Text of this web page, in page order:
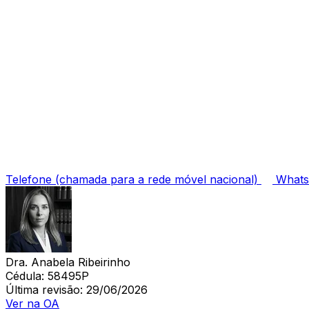
Telefone (chamada para a rede móvel nacional)
Dra. Anabela Ribeirinho
Cédula: 58495P
Última revisão: 29/06/2026
Ver na OA